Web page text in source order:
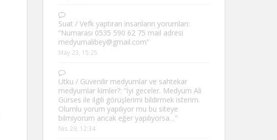
Suat / Vefk yaptıran insanların yorumları:
“Numarası 0535 590 62 75 mail adresi
medyumalibey@gmail.com”
May 23, 15:25
Utku / Güvenilir medyumlar ve sahtekar
medyumlar kimler?: “İyi geceler. Medyum Ali
Gürses ile ilgili görüşlerimi bildirmek isterim.
Olumlu yorum yapılıyor mu bu siteye
bilmiyorum ancak eğer yapılıyorsa…”
Nis 29, 12:34